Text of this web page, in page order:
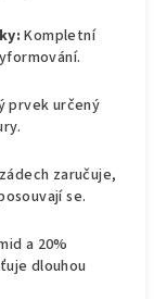
Kompletní
prvek určený
zaručuje,
se.
a 20%
dlouhou